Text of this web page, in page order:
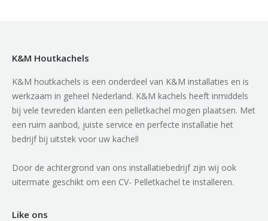
K&M Houtkachels
K&M houtkachels is een onderdeel van K&M installaties en is
werkzaam in geheel Nederland. K&M kachels heeft inmiddels
bij vele tevreden klanten een pelletkachel mogen plaatsen. Met
een ruim aanbod, juiste service en perfecte installatie het
bedrijf bij uitstek voor uw kachel!
Door de achtergrond van ons installatiebedrijf zijn wij ook
uitermate geschikt om een CV- Pelletkachel te installeren.
Like ons